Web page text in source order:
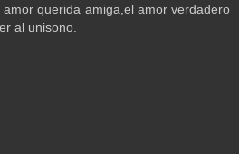
querida amiga,el amor verdadero
al unisono.